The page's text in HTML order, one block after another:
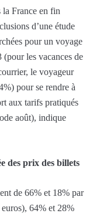
la France en fin
d’une étude
pour un voyage
les vacances de
le voyageur
pour se rendre à
aux tarifs pratiqués
août), indique
des prix des billets
de 66% et 18% par
64% et 28%